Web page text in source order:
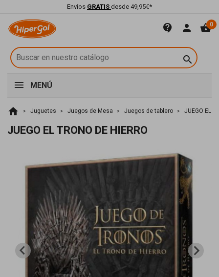
Envíos GRATIS desde 49,95€*
contact_support person shopping_basket0

MENÚ
home Juguetes Juegos de Mesa Juegos de tablero JUEGO EL
JUEGO EL TRONO DE HIERRO